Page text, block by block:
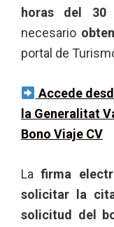
horas del 30
necesario
portal de
Accede
la Generalitat
Bono Viaje CV
Lafirma
solicitar la
solicitud del